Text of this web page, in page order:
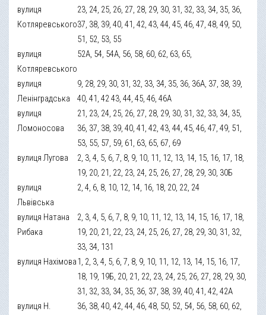
вулиця
Котляревського
23, 24, 25, 26, 27, 28, 29, 30, 31, 32, 33, 34, 35, 36,
37, 38, 39, 40, 41, 42, 43, 44, 45, 46, 47, 48, 49, 50,
51, 52, 53, 55
вулиця
Котляревського
52А, 54, 54А, 56, 58, 60, 62, 63, 65,
вулиця
Ленінградська
9, 28, 29, 30, 31, 32, 33, 34, 35, 36, 36А, 37, 38, 39,
40, 41, 42 43, 44, 45, 46, 46А
вулиця
Ломоносова
21, 23, 24, 25, 26, 27, 28, 29, 30, 31, 32, 33, 34, 35,
36, 37, 38, 39, 40, 41, 42, 43, 44, 45, 46, 47, 49, 51,
53, 55, 57, 59, 61, 63, 65, 67, 69
вулиця Лугова
2, 3, 4, 5, 6, 7, 8, 9, 10, 11, 12, 13, 14, 15, 16, 17, 18,
19, 20, 21, 22, 23, 24, 25, 26, 27, 28, 29, 30, 30Б
вулиця
Львівська
2, 4, 6, 8, 10, 12, 14, 16, 18, 20, 22, 24
вулиця Натана
Рибака
2, 3, 4, 5, 6, 7, 8, 9, 10, 11, 12, 13, 14, 15, 16, 17, 18,
19, 20, 21, 22, 23, 24, 25, 26, 27, 28, 29, 30, 31, 32,
33, 34, 131
вулиця Нахімова1, 2, 3, 4, 5, 6, 7, 8, 9, 10, 11, 12, 13, 14, 15, 16, 17,
18, 19, 19Б, 20, 21, 22, 23, 24, 25, 26, 27, 28, 29, 30,
31, 32, 33, 34, 35, 36, 37, 38, 39, 40, 41, 42, 42А
вулиця Н.
36, 38, 40, 42, 44, 46, 48, 50, 52, 54, 56, 58, 60, 62,